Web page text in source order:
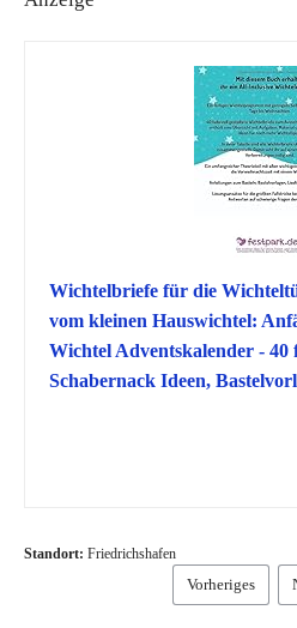
Wichtelbriefe für die
vom kleinen Hauswichtel:
Wichtel Adventskalender - 40
Schabernack Ideen,
Standort: Friedrichshafen
Vorheriges